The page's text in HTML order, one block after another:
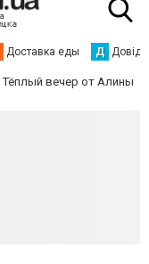
Доставка еды Д
Тёплый вечер от Алины